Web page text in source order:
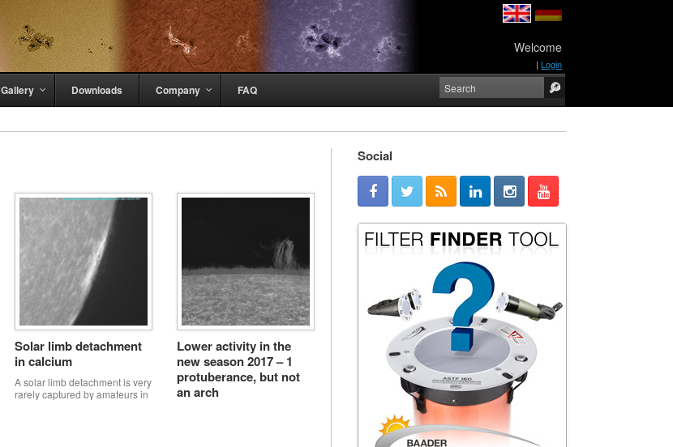
Welcome
| Login
Gallery Downloads Company FAQ
Solar limb detachment
in calcium
A solar limb detachment is very
rarely captured by amateurs in
Lower activity in the
new season 2017 – 1
protuberance, but not
an arch
Social